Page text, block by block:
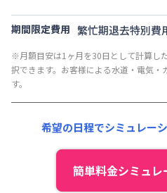
その他費用 :
月額賃料目安(30日利用)
光熱費他 : 24,000円/月 (800円/
清掃料他 :
その他費用 :
期間限定費用 繁忙期退去特別費
※月額目安は1ヶ月を30日として計算し
択できます。お客様による水道・電気
す。
希望の日程でシミュレー
簡単料金シミュレ